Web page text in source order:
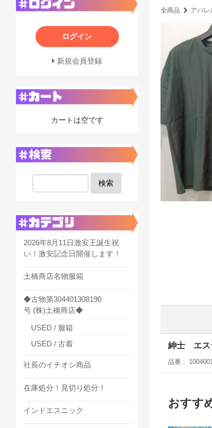
全商品 アパレ
紳士 エス
品番
おすす
ログイン
新規会員登録
カートは空です
検索
2026年8月11日激安王誕生祝
い！激安記念日開催します！
土橋商店名物服箱
◆古物第304401308190
号 (株)土橋商店◆
USED / 服箱
USED / 古着
社長のイチオシ商品
在庫処分！見切り処分！
インドエスニック